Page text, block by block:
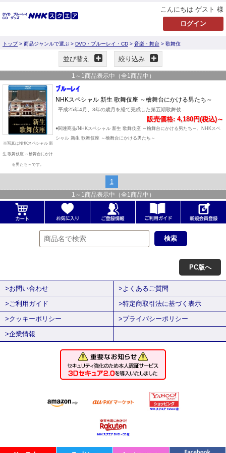
こんにちは ゲスト 様
トップ> 商品ジャンルで選ぶ > DVD・ブルーレイ・CD > 音楽・舞台 > 歌舞伎
並び替え 絞り込み
1 ～ 1 商品表示中（全1 商品中）
※写真はNHKスペシャル 新
生 歌舞伎座 ～檜舞台にかけ
る男たち～です。
NHKスペシャル 新生 歌舞伎座 ～檜舞台にかける男たち～
平成25年4月、3年の歳月を経て完成した第五期歌舞伎..
販売価格: 4,180円(税込)～
●関連商品/NHKスペシャル 新生 歌舞伎座 ～檜舞台にかける男たち～、NHKスペ
シャル 新生 歌舞伎座 ～檜舞台にかける男たち～
1
1 ～ 1 商品表示中（全1 商品中）
PC版へ
>お問い合わせ
>よくあるご質問
>ご利用ガイド
>特定商取引法に基づく表示
>クッキーポリシー
>プライバシーポリシー
>企業情報